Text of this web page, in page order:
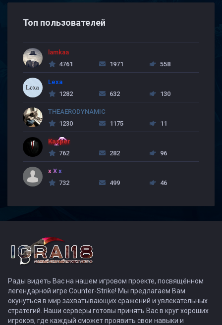
Топ пользователей
lamkaa
4761
1971 558
Lexa
1282
632 130
THEAERODYNAMIC
1230
1175 11
Kasper
762
282 96
x X x
732
499 46
Рады видеть Вас на нашем игровом проекте, посвящённом
легендарной игре Counter-Strike! Мы предлагаем Вам
окунуться в мир захватывающих сражений и увлекательных
стратегий. Наши серверы готовы принять Вас в круг хороших
игроков, где каждый сможет проявить свои навыки и